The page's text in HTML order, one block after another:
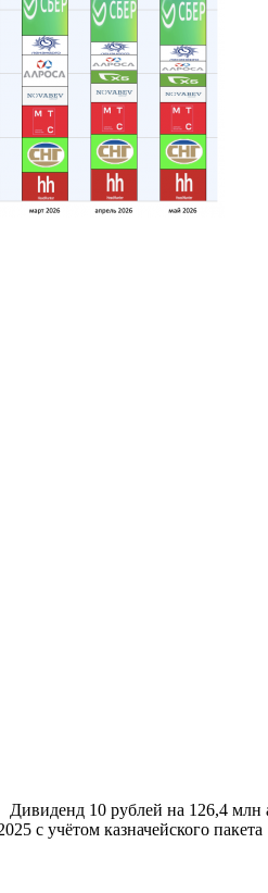
10 рублей на 126,4 млн
с учётом казначейского